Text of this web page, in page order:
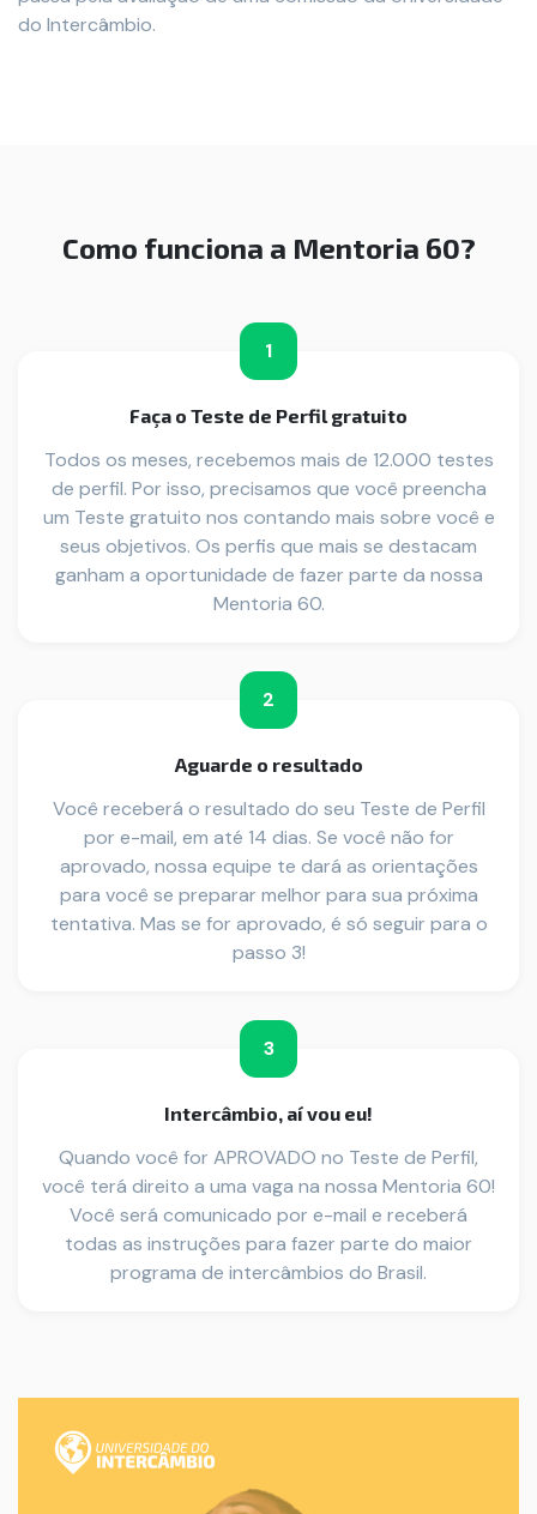
do Intercâmbio.
Como funciona a Mentoria 60?
1
Faça o Teste de Perfil gratuito
Todos os meses, recebemos mais de 12.000 testes
de perfil. Por isso, precisamos que você preencha
um Teste gratuito nos contando mais sobre você e
seus objetivos. Os perfis que mais se destacam
ganham a oportunidade de fazer parte da nossa
Mentoria 60.
2
Aguarde o resultado
Você receberá o resultado do seu Teste de Perfil
por e-mail, em até 14 dias. Se você não for
aprovado, nossa equipe te dará as orientações
para você se preparar melhor para sua próxima
tentativa. Mas se for aprovado, é só seguir para o
passo 3!
3
Intercâmbio, aí vou eu!
Quando você for APROVADO no Teste de Perfil,
você terá direito a uma vaga na nossa Mentoria 60!
Você será comunicado por e-mail e receberá
todas as instruções para fazer parte do maior
programa de intercâmbios do Brasil.